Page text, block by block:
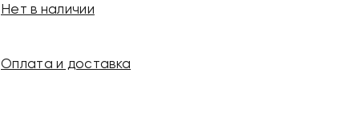
Нет в наличии
Оплата и доставка